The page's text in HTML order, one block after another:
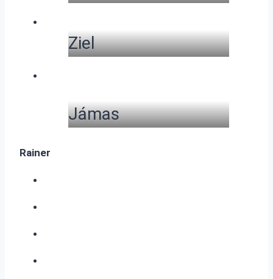
Ziel
Jámas
Rainer